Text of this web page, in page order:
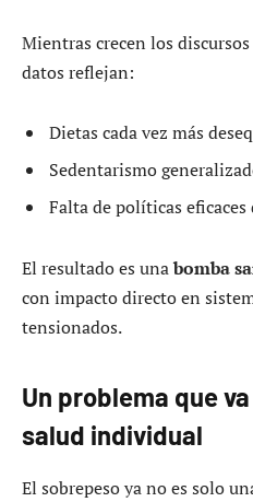
Mientras crecen los
datos reflejan:
Dietas cada vez más
Sedentarismo
Falta de políticas
El resultado es unabomba
con impacto directo en
tensionados.
Un problema que
salud individual
El sobrepeso ya no es solo